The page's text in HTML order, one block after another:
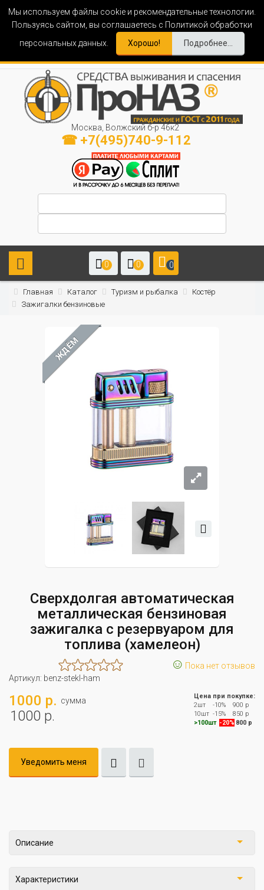
Мы используем файлы cookie и рекомендательные технологии.
Пользуясь сайтом, вы соглашаетесь с Политикой обработки
персональных данных.
Хорошо! Подробнее...
Москва, Волжский б-р 46к2
☎ +7(495)740-9-112
0 0 0
Главная Каталог Туризм и рыбалка
Костёр
Зажигалки бензиновые
ЖДЁМ
Сверхдолгая автоматическая
металлическая бензиновая
зажигалка с резервуаром для
топлива (хамелеон)
☺ Пока нет отзывов
Артикул: benz-stekl-ham
1000 р. сумма
1000 р.
Цена при покупке:
2шт
-10%
900 р
10шт -15%
850 р
>100шт -20% 800 р
Уведомить меня
Описание
Характеристики